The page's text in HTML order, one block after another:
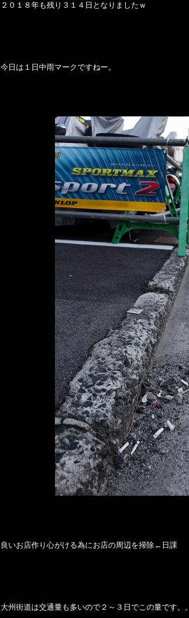
２０１８年も残り３１４日となりましたｗ
今日は１日中雨マークですねー。
良いお店作り心がける為にお店の周辺を掃除←日課
大州街道は交通量も多いので２～３日でこの量です。。